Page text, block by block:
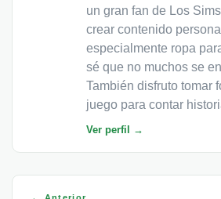
un gran fan de Los
crear contenido
especialmente ropa
sé que no muchos se
También disfruto tomar
juego para contar
Ver perfil →